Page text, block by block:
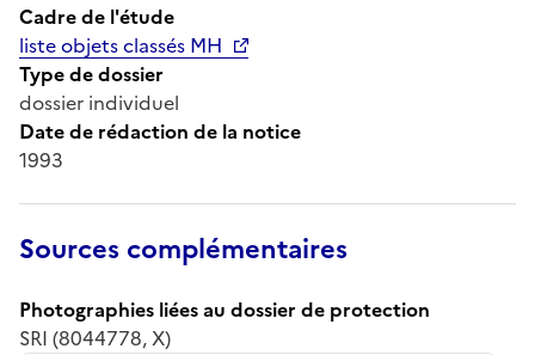
Cadre de l'étude
liste objets classés MH
Type de dossier
dossier individuel
Date de rédaction de la notice
1993
Sources complémentaires
Photographies liées au dossier de protection
SRI (8044778, X)